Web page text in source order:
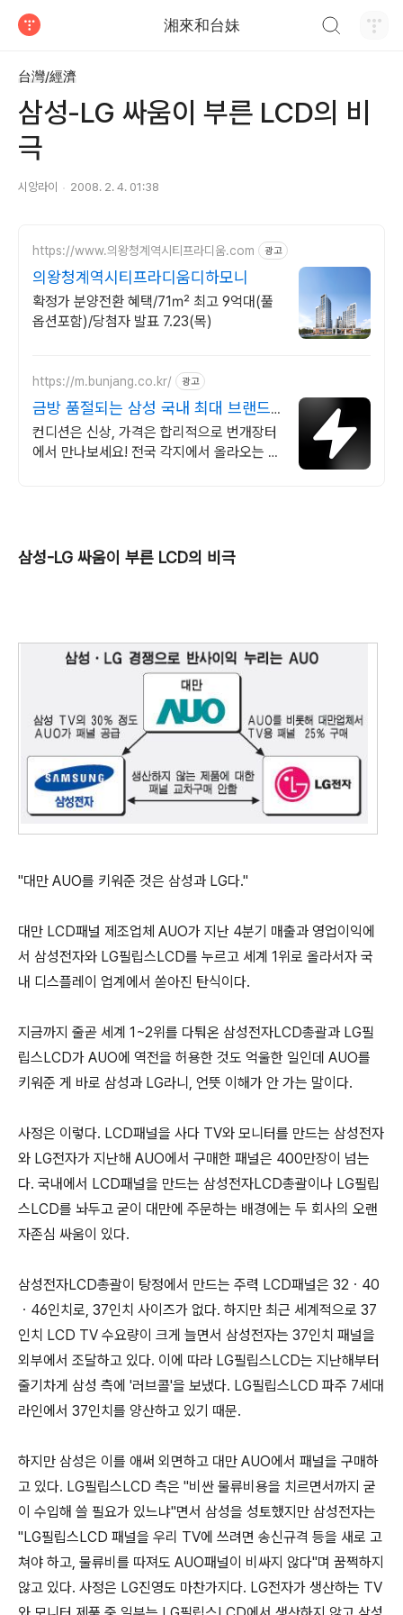
湘來和台妹
台灣/經濟
삼성-LG 싸움이 부른 LCD의 비
극
시앙라이 2008. 2. 4. 01:38
https://www.의왕청계역시티프라디움.com 광고
의왕청계역시티프라디움디하모니
확정가 분양전환 혜택/71㎡ 최고 9억대(풀
옵션포함)/당첨자 발표 7.23(목)
https://m.bunjang.co.kr/ 광고
금방 품절되는 삼성 국내 최대 브랜드
중고거래
컨디션은 신상, 가격은 합리적으로 번개장터
에서 만나보세요! 전국 각지에서 올라오는 전
삼성-LG 싸움이 부른 LCD의 비극
"대만 AUO를 키워준 것은 삼성과 LG다."
대만 LCD패널 제조업체 AUO가 지난 4분기 매출과 영업이익에
서 삼성전자와 LG필립스LCD를 누르고 세계 1위로 올라서자 국
내 디스플레이 업계에서 쏟아진 탄식이다.
지금까지 줄곧 세계 1~2위를 다퉈온 삼성전자LCD총괄과 LG필
립스LCD가 AUO에 역전을 허용한 것도 억울한 일인데 AUO를
키워준 게 바로 삼성과 LG라니, 언뜻 이해가 안 가는 말이다.
사정은 이렇다. LCD패널을 사다 TV와 모니터를 만드는 삼성전자
와 LG전자가 지난해 AUO에서 구매한 패널은 400만장이 넘는
다. 국내에서 LCD패널을 만드는 삼성전자LCD총괄이나 LG필립
스LCD를 놔두고 굳이 대만에 주문하는 배경에는 두 회사의 오랜
자존심 싸움이 있다.
삼성전자LCD총괄이 탕정에서 만드는 주력 LCD패널은 32ㆍ40
ㆍ46인치로, 37인치 사이즈가 없다. 하지만 최근 세계적으로 37
인치 LCD TV 수요량이 크게 늘면서 삼성전자는 37인치 패널을
외부에서 조달하고 있다. 이에 따라 LG필립스LCD는 지난해부터
줄기차게 삼성 측에 '러브콜'을 보냈다. LG필립스LCD 파주 7세대
라인에서 37인치를 양산하고 있기 때문.
하지만 삼성은 이를 애써 외면하고 대만 AUO에서 패널을 구매하
고 있다. LG필립스LCD 측은 "비싼 물류비용을 치르면서까지 굳
이 수입해 쓸 필요가 있느냐"면서 삼성을 성토했지만 삼성전자는
"LG필립스LCD 패널을 우리 TV에 쓰려면 송신규격 등을 새로 고
쳐야 하고, 물류비를 따져도 AUO패널이 비싸지 않다"며 꿈쩍하지
않고 있다. 사정은 LG진영도 마찬가지다. LG전자가 생산하는 TV